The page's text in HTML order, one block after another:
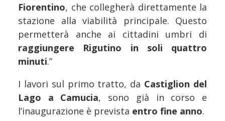
Fiorentino, che collegherà direttamente la
stazione alla viabilità principale. Questo
permetterà anche ai cittadini umbri di
raggiungere Rigutino in soli quattro
minuti.”
I lavori sul primo tratto, da Castiglion del
Lago a Camucia, sono già in corso e
l’inaugurazione è prevista entro fine anno.